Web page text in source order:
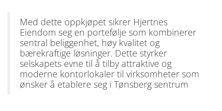
Med dette oppkjøpet sikrer Hjertnes
Eiendom seg en portefølje som kombinerer
sentral beliggenhet, høy kvalitet og
bærekraftige løsninger. Dette styrker
selskapets evne til å tilby attraktive og
moderne kontorlokaler til virksomheter som
ønsker å etablere seg i Tønsberg sentrum